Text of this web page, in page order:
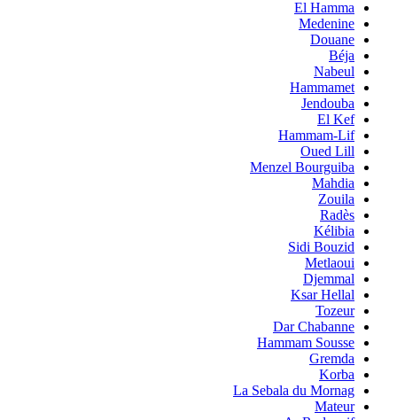
El Hamma
Medenine
Douane
Béja
Nabeul
Hammamet
Jendouba
El Kef
Hammam-Lif
Oued Lill
Menzel Bourguiba
Mahdia
Zouila
Radès
Kélibia
Sidi Bouzid
Metlaoui
Djemmal
Ksar Hellal
Tozeur
Dar Chabanne
Hammam Sousse
Gremda
Korba
La Sebala du Mornag
Mateur